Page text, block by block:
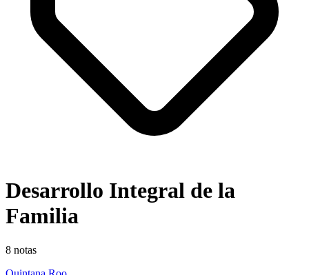
Desarrollo Integral de la
Familia
8 notas